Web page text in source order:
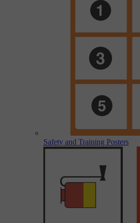
Safety and Training Posters